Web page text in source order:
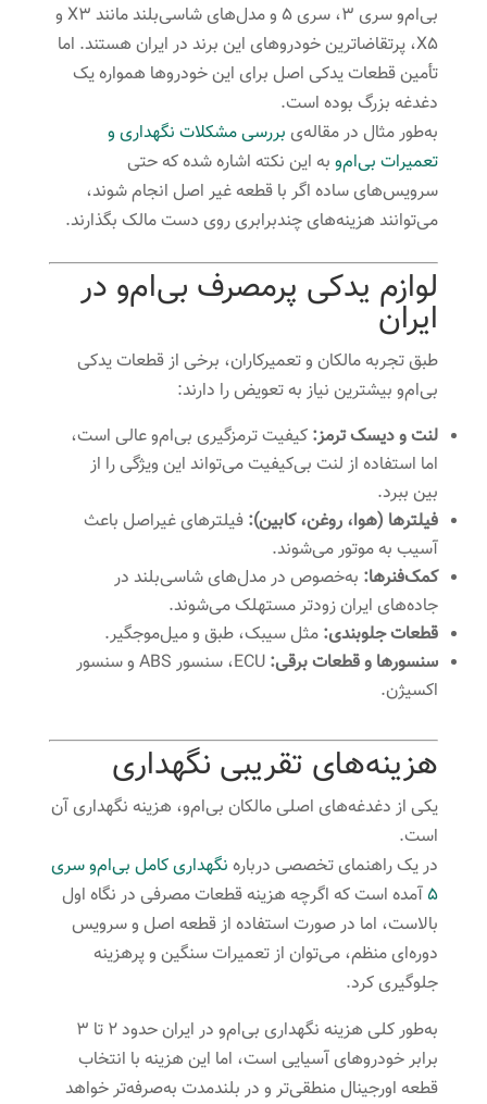
بی‌ام‌و سری ۳، سری ۵ و مدل‌های شاسی‌بلند مانند X3 و
X5، پرتقاضاترین خودروهای این برند در ایران هستند. اما
تأمین قطعات یدکی اصل برای این خودروها همواره یک
دغدغه بزرگ بوده است.
به‌طور مثال در مقاله‌ی بررسی مشکلات نگهداری و
تعمیرات بی‌ام‌وبه این نکته اشاره شده که حتی
سرویس‌های ساده اگر با قطعه غیر اصل انجام شوند،
می‌توانند هزینه‌های چندبرابری روی دست مالک بگذارند.
لوازم یدکی پرمصرف بی‌ام‌و در
ایران
طبق تجربه مالکان و تعمیرکاران، برخی از قطعات یدکی
بی‌ام‌و بیشترین نیاز به تعویض را دارند:
لنت و دیسک ترمز: کیفیت ترمزگیری بی‌ام‌و عالی است،
اما استفاده از لنت بی‌کیفیت می‌تواند این ویژگی را از
بین ببرد.
فیلترها (هوا، روغن، کابین): فیلترهای غیراصل باعث
آسیب به موتور می‌شوند.
کمک‌فنرها: به‌خصوص در مدل‌های شاسی‌بلند در
جاده‌های ایران زودتر مستهلک می‌شوند.
قطعات جلوبندی: مثل سیبک، طبق و میل‌موجگیر.
سنسورها و قطعات برقی:
ECU، سنسور ABS و سنسور
اکسیژن.
هزینه‌های تقریبی نگهداری
یکی از دغدغه‌های اصلی مالکان بی‌ام‌و، هزینه نگهداری آن
است.
در یک راهنمای تخصصی درباره نگهداری کامل بی‌ام‌و سری
۵آمده است که اگرچه هزینه قطعات مصرفی در نگاه اول
بالاست، اما در صورت استفاده از قطعه اصل و سرویس
دوره‌ای منظم، می‌توان از تعمیرات سنگین و پرهزینه
جلوگیری کرد.
به‌طور کلی هزینه نگهداری بی‌ام‌و در ایران حدود ۲ تا ۳
برابر خودروهای آسیایی است، اما این هزینه با انتخاب
قطعه اورجینال منطقی‌تر و در بلندمدت به‌صرفه‌تر خواهد